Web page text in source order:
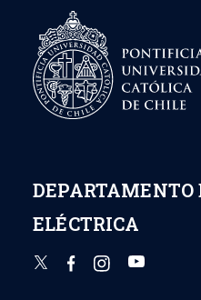
ELÉCTRICA